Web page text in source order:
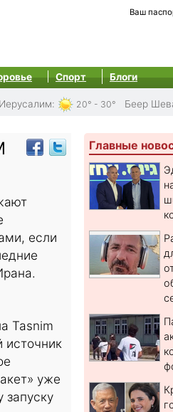
Ваш
Спорт Блоги
Иерусалим: 20° - 30° Беер
если
Tasnim
источник
уже
запуску
Главные